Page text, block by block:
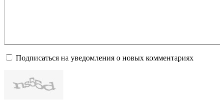
Подписаться на уведомления о новых комментариях